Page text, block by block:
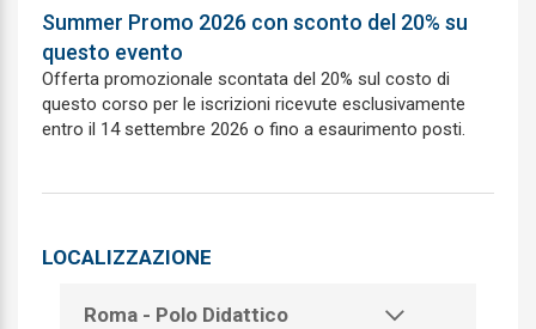
Chirurgia toracica
Chirurgia vascolare
Continuita assistenziale
Direzione medica di presidio ospedaliero
Ematologia
Summer Promo 2026 con sconto del 20% su
questo evento
Offerta promozionale scontata del 20% sul costo di
questo corso per le iscrizioni ricevute esclusivamente
entro il 14 settembre 2026 o fino a esaurimento posti.
LOCALIZZAZIONE
Roma - Polo Didattico